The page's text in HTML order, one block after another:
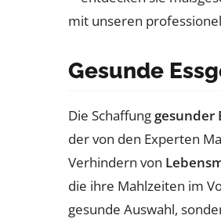
Gesunde
Die Schaffung gesunder
der von den Experten
Verhindern von
die ihre Mahlzeiten im
gesunde Auswahl,